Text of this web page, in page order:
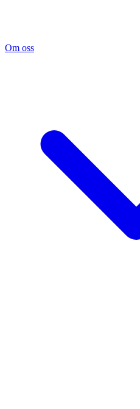
Om oss